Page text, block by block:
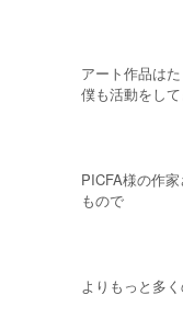
アート作品は
僕も活動をし
PICFA様の作
もので
よりもっと多